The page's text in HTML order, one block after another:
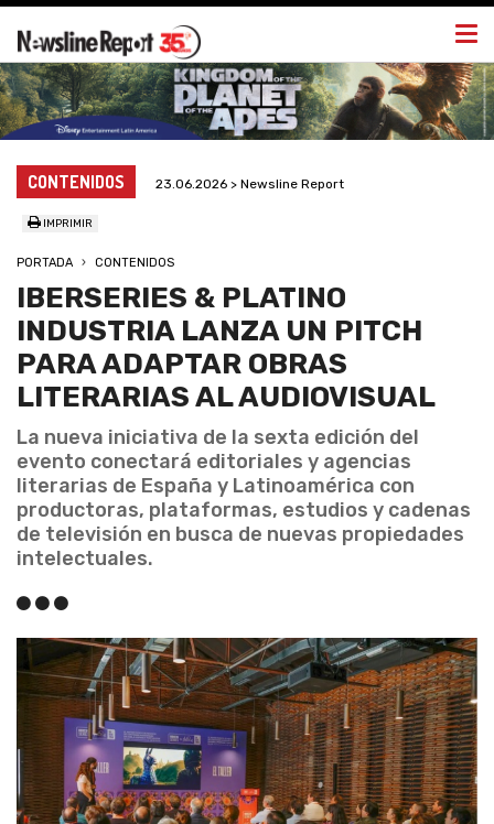
CONTENIDOS 23.06.2026 > Newsline Report
IMPRIMIR
PORTADA CONTENIDOS
IBERSERIES & PLATINO
INDUSTRIA LANZA UN PITCH
PARA ADAPTAR OBRAS
LITERARIAS AL AUDIOVISUAL
La nueva iniciativa de la sexta edición del
evento conectará editoriales y agencias
literarias de España y Latinoamérica con
productoras, plataformas, estudios y cadenas
de televisión en busca de nuevas propiedades
intelectuales.